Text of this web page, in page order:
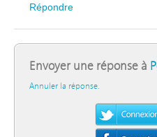
Répondre
Envoyer une réponse à
Annuler la réponse.